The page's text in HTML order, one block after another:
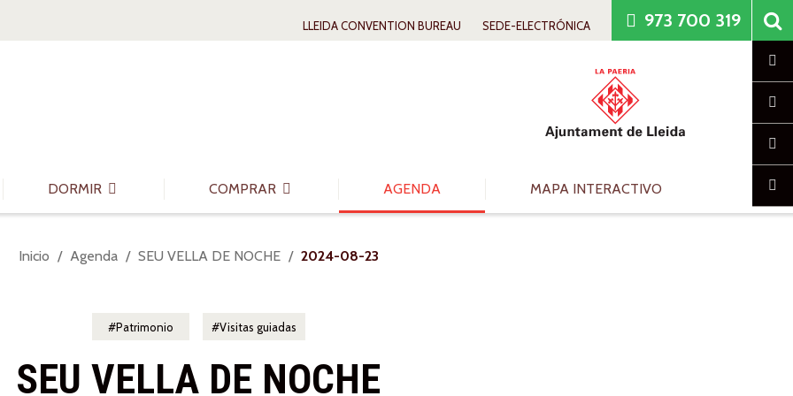
LLEIDA CONVENTION BUREAU SEDE-ELECTRÓNICA 973 700 319
DORMIR COMPRAR AGENDA MAPA INTERACTIVO
Usted
Inicio Agenda SEU VELLA DE NOCHE 2024-08-23
Patrimonio Visitas guiadas
SEU VELLA DE NOCHE